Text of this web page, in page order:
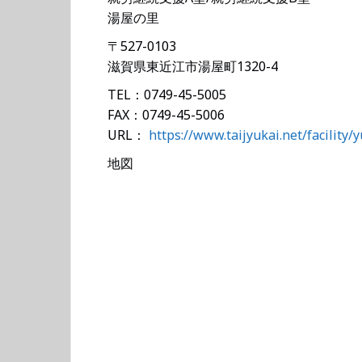
湯屋の里
〒527-0103
滋賀県東近江市湯屋町1320-4
TEL：0749-45-5005
FAX：0749-45-5006
URL： https://www.taijyukai.net/facility/
地図